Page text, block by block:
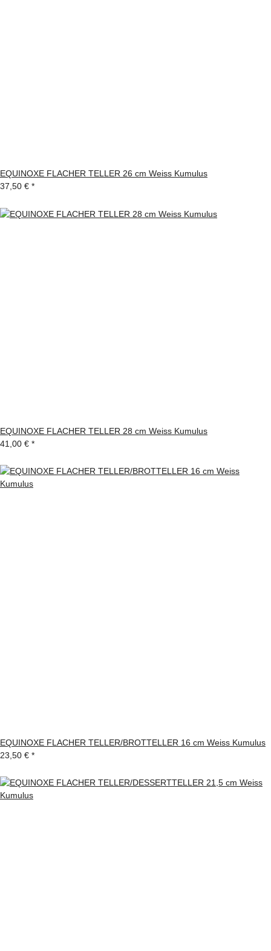
EQUINOXE FLACHER TELLER 26 cm Weiss Kumulus
37,50 € *
EQUINOXE FLACHER TELLER 28 cm Weiss Kumulus
41,00 € *
EQUINOXE FLACHER TELLER/BROTTELLER 16 cm Weiss Kumulus
23,50 € *